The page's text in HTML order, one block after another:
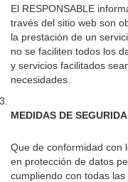
El RESPONSABLE
través del sitio web son
la prestación de un
no se faciliten todos los
y servicios facilitados
necesidades.
MEDIDAS DE
Que de conformidad con
en protección de datos
cumpliendo con todas